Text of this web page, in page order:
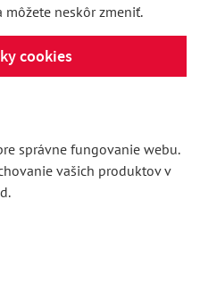
môžete neskôr zmeniť.
cookies
správne fungovanie webu.
vašich produktov v